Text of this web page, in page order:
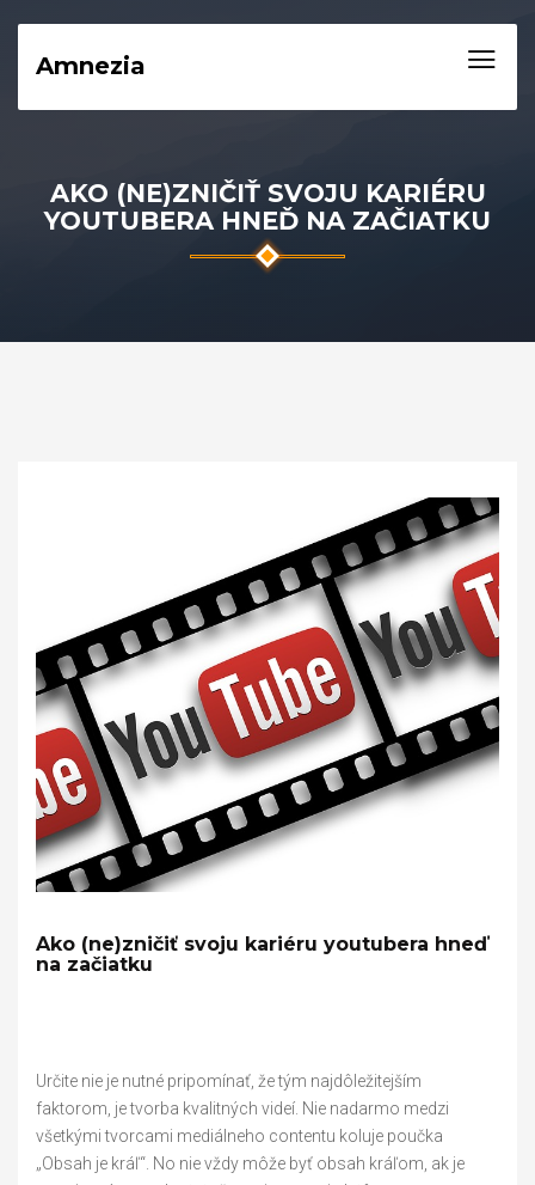
Amnezia
AKO (NE)ZNIČIŤ SVOJU KARIÉRU
YOUTUBERA HNEĎ NA ZAČIATKU
Ako (ne)zničiť svoju kariéru youtubera hneď
na začiatku
Určite nie je nutné pripomínať, že tým najdôležitejším
faktorom, je tvorba kvalitných videí. Nie nadarmo medzi
všetkými tvorcami mediálneho contentu koluje poučka
„Obsah je kráľ“. No nie vždy môže byť obsah kráľom, ak je